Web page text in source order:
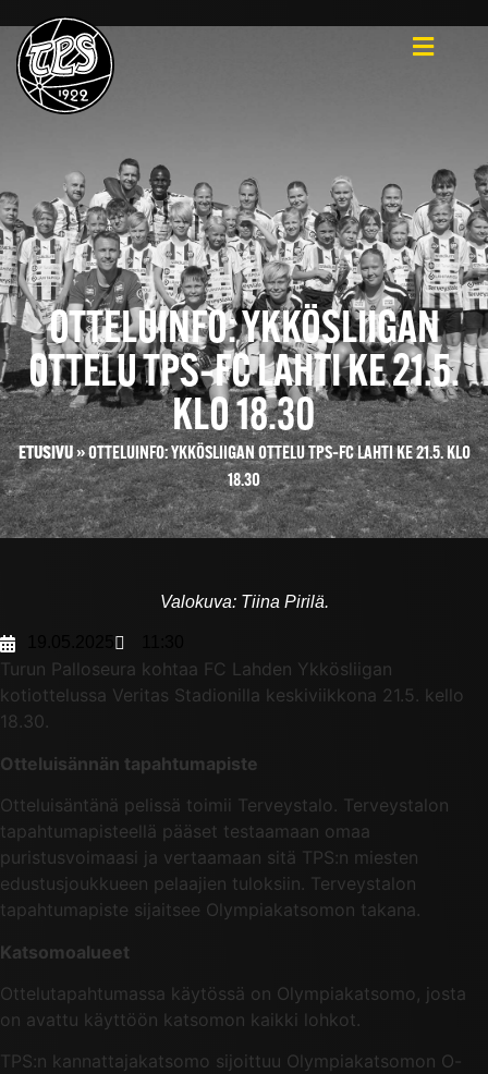
OTTELUINFO: YKKÖSLIIGAN
OTTELU TPS–FC LAHTI KE 21.5.
KLO 18.30
ETUSIVU»OTTELUINFO: YKKÖSLIIGAN OTTELU TPS–FC LAHTI KE 21.5. KLO
18.30
Valokuva: Tiina Pirilä.
Turun Palloseura kohtaa FC Lahden Ykkösliigan
kotiottelussa Veritas Stadionilla keskiviikkona 21.5. kello
18.30.
Otteluisännän tapahtumapiste
Otteluisäntänä pelissä toimii Terveystalo. Terveystalon
tapahtumapisteellä pääset testaamaan omaa
puristusvoimaasi ja vertaamaan sitä TPS:n miesten
edustusjoukkueen pelaajien tuloksiin. Terveystalon
tapahtumapiste sijaitsee Olympiakatsomon takana.
Katsomoalueet
Ottelutapahtumassa käytössä on Olympiakatsomo, josta
on avattu käyttöön katsomon kaikki lohkot.
TPS:n kannattajakatsomo sijoittuu Olympiakatsomon O-